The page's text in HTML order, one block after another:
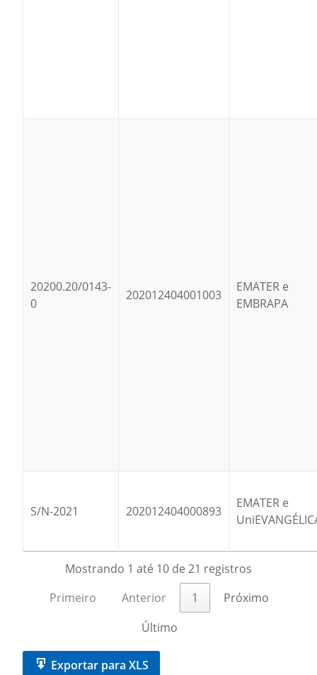
20200.20/0143-
0
202012404001003
EMATER e
EMBRAPA
S/N-2021 202012404000893
EMATER e
Mostrando 1 até 10 de 21 registros
Primeiro
Anterior 1
Próximo
Último
Exportar para XLS